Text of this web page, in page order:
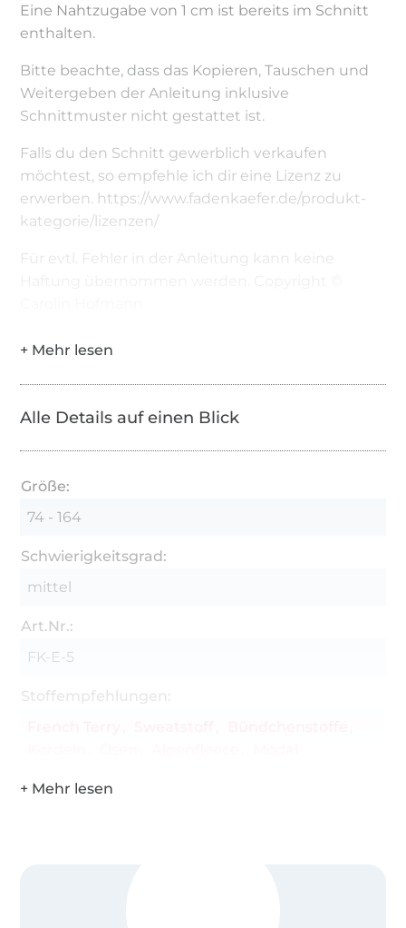
Eine Nahtzugabe von 1 cm ist bereits im Schnitt
enthalten.
Bitte beachte, dass das Kopieren, Tauschen und
Weitergeben der Anleitung inklusive
Schnittmuster nicht gestattet ist.
Falls du den Schnitt gewerblich verkaufen
möchtest, so empfehle ich dir eine Lizenz zu
erwerben. https://www.fadenkaefer.de/produkt-
kategorie/lizenzen/
Für evtl. Fehler in der Anleitung kann keine
Alle Details auf einen Blick
Größe:
74 - 164
Schwierigkeitsgrad:
mittel
Art.Nr.:
FK-E-5
Stoffempfehlungen: